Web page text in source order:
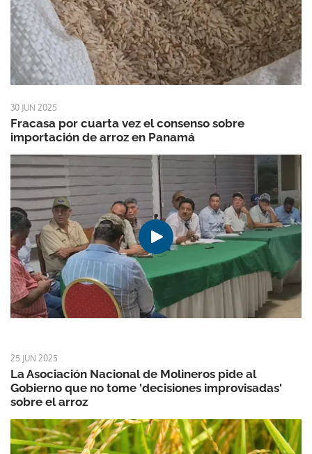
30 JUN 2025
Fracasa por cuarta vez el consenso sobre
importación de arroz en Panamá
25 JUN 2025
La Asociación Nacional de Molineros pide al
Gobierno que no tome 'decisiones improvisadas'
sobre el arroz